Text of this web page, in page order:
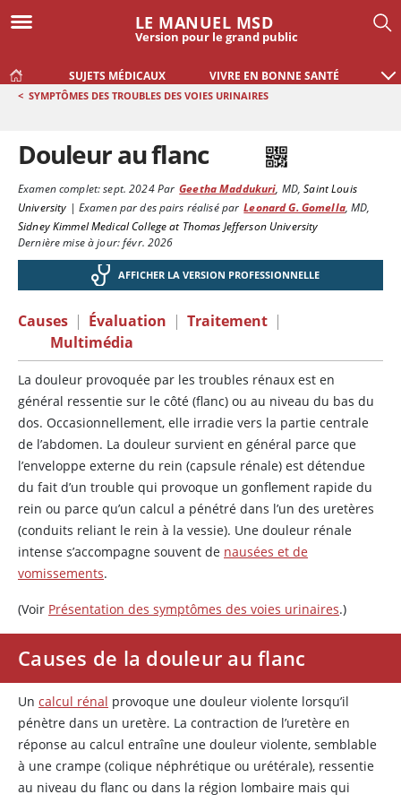
LE MANUEL MSD
Version pour le grand public
SUJETS MÉDICAUX VIVRE EN BONNE SANTÉ
< SYMPTÔMES DES TROUBLES DES VOIES URINAIRES
Douleur au flanc
Examen complet:sept. 2024Par Geetha Maddukuri, MD,Saint Louis
University | Examen par des pairs réalisé par Leonard G. Gomella,MD,
Sidney Kimmel Medical College at Thomas Jefferson University
Dernière mise à jour: févr. 2026
AFFICHER LA VERSION PROFESSIONNELLE
Causes | Évaluation | Traitement |
Multimédia
La douleur provoquée par les troubles rénaux est en
général ressentie sur le côté (flanc) ou au niveau du bas du
dos. Occasionnellement, elle irradie vers la partie centrale
de l’abdomen. La douleur survient en général parce que
l’enveloppe externe du rein (capsule rénale) est détendue
du fait d’un trouble qui provoque un gonflement rapide du
rein ou parce qu’un calcul a pénétré dans l’un des uretères
(conduits reliant le rein à la vessie). Une douleur rénale
intense s’accompagne souvent de nausées et de
vomissements.
(Voir Présentation des symptômes des voies urinaires.)
Causes de la douleur au flanc
Un calcul rénal provoque une douleur violente lorsqu’il
pénètre dans un uretère. La contraction de l’uretère en
réponse au calcul entraîne une douleur violente, semblable
à une crampe (colique néphrétique ou urétérale), ressentie
au niveau du flanc ou dans la région lombaire mais qui